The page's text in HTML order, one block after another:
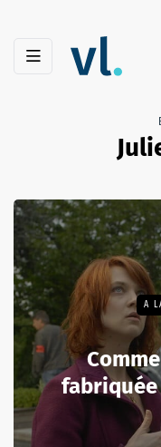
A
fabriquée